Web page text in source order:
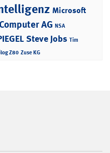
Microsoft
AG NSA
Steve Jobs Tim
Z80 Zuse KG